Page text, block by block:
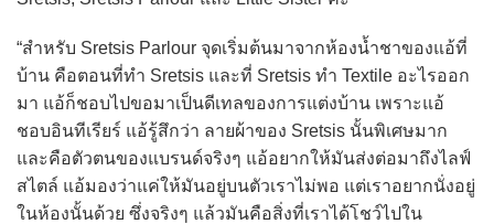
“สำหรับ Sretsis Parlour จุดเริ่มต้นมาจากห้องน้ำชาของแอ้ที่
บ้าน คือตอนที่ทำ Sretsis และที่ Sretsis ทำ Textile อะไรออก
มา แอ้ก็ชอบไปขอมาเป็นดีเทลของการแต่งบ้าน เพราะแอ้
ชอบอินทีเรียร์ แอ้รู้สึกว่า ลายผ้าของ Sretsis นั้นพิเศษมาก
และคือตัวตนของแบรนด์จริงๆ แอ้อยากให้มันส่งต่อมาถึงไลฟ์
สไตล์ แอ้มองว่าแค่ให้มันอยู่บนตัวเราไม่พอ แต่เราอยากนั่งอยู่
ในห้องนั้นด้วย ซึ่งจริงๆ แล้วมันคือสิ่งที่เราได้โชว์ไปใน